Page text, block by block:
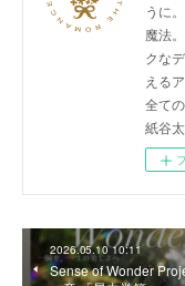
うに
魔法
クな
える
全て
紙谷
2026.05.10 10:11
Sense of Wonder